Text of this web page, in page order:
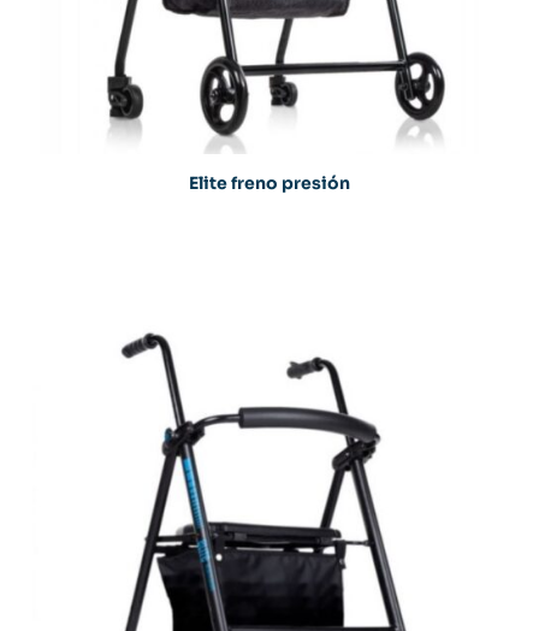
Elite freno presión